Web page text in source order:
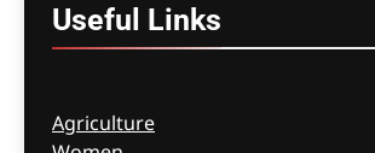
Useful Links
Agriculture